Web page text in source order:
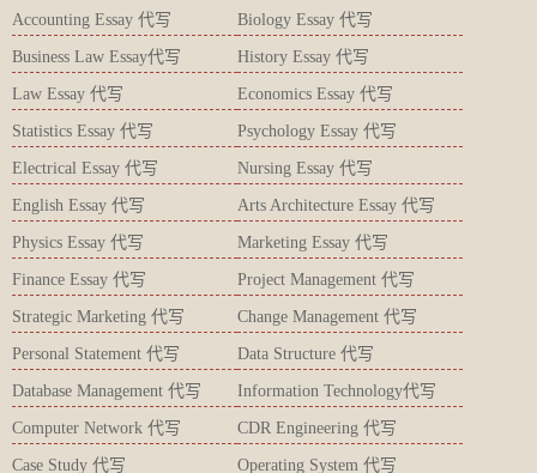
Accounting Essay 代写 Biology Essay 代写
Business Law Essay代写 History Essay 代写
Law Essay 代写 Economics Essay 代写
Statistics Essay 代写 Psychology Essay 代写
Electrical Essay 代写 Nursing Essay 代写
English Essay 代写 Arts Architecture Essay 代写
Physics Essay 代写 Marketing Essay 代写
Finance Essay 代写 Project Management 代写
Strategic Marketing 代写 Change Management 代写
Personal Statement 代写 Data Structure 代写
Database Management 代写 Information Technology代写
Computer Network 代写 CDR Engineering 代写
Case Study 代写 Operating System 代写